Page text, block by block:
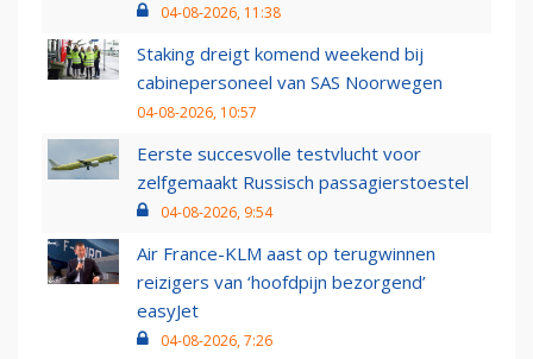
04-08-2026, 11:38
Staking dreigt komend weekend bij
cabinepersoneel van SAS Noorwegen
04-08-2026, 10:57
Eerste succesvolle testvlucht voor
zelfgemaakt Russisch passagierstoestel
04-08-2026, 9:54
Air France-KLM aast op terugwinnen
reizigers van ‘hoofdpijn bezorgend’
easyJet
04-08-2026, 7:26